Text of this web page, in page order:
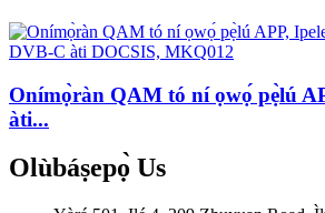
Onímọ̀ràn QAM tó ní ọwọ́ pẹ̀lú
àti...
Olùbáṣepọ̀ Us